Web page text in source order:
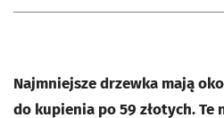
Najmniejsze drzewka mają
do kupienia po 59 złotych. Te